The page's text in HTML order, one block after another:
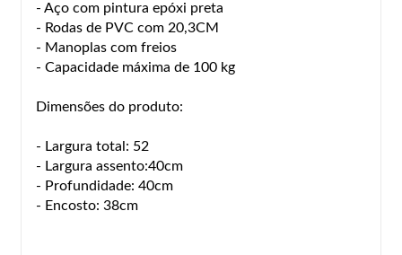
- Aço com pintura epóxi preta
- Rodas de PVC com 20,3CM
- Manoplas com freios
- Capacidade máxima de 100 kg
Dimensões do produto:
- Largura total: 52
- Largura assento:40cm
- Profundidade: 40cm
- Encosto: 38cm